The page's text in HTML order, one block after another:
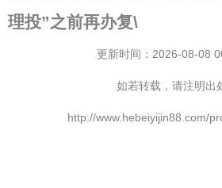
理投”之前再办复\
更新时间：2026-08-08
如若转载，请注明出
http://www.hebeiyijin88.com/